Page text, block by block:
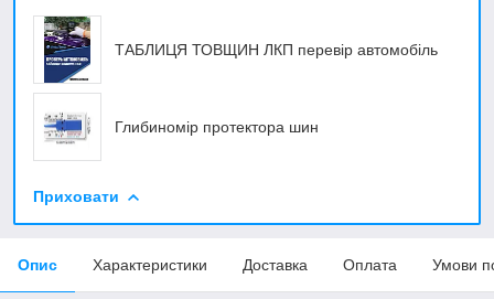
ТАБЛИЦЯ ТОВЩИН ЛКП перевір автомобіль
Глибиномір протектора шин
Приховати
Опис Характеристики Доставка Оплата Умови